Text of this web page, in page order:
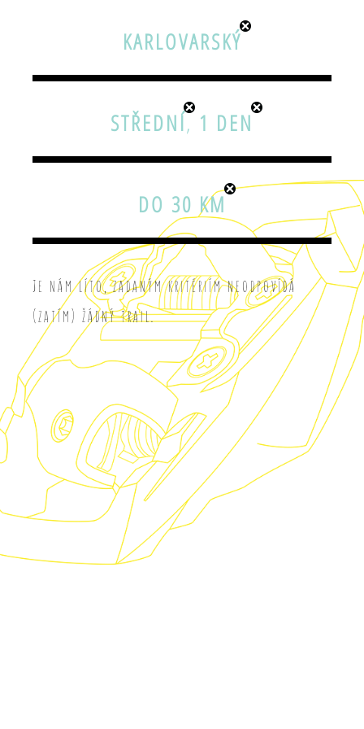
KARLOVARSKÝ
STŘEDNÍ, 1 DEN
DO 30 KM
Je nám líto, zadaným kritériím neodpovídá
(zatím) žádný trail.